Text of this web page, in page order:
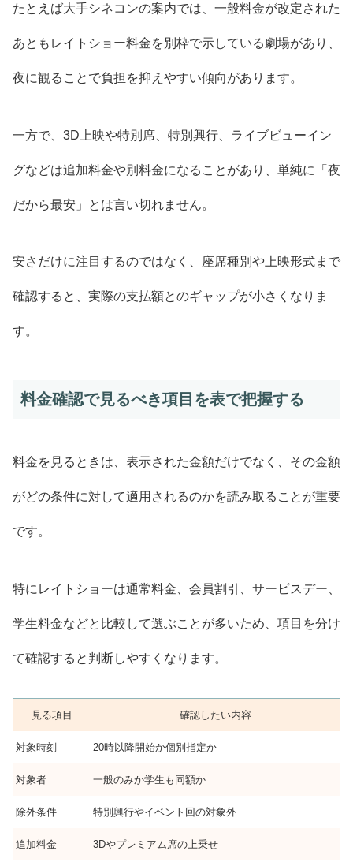
たとえば大手シネコンの案内では、一般料金が改定された
あともレイトショー料金を別枠で示している劇場があり、
夜に観ることで負担を抑えやすい傾向があります。
一方で、3D上映や特別席、特別興行、ライブビューイン
グなどは追加料金や別料金になることがあり、単純に「夜
だから最安」とは言い切れません。
安さだけに注目するのではなく、座席種別や上映形式まで
確認すると、実際の支払額とのギャップが小さくなりま
す。
料金確認で見るべき項目を表で把握する
料金を見るときは、表示された金額だけでなく、その金額
がどの条件に対して適用されるのかを読み取ることが重要
です。
特にレイトショーは通常料金、会員割引、サービスデー、
学生料金などと比較して選ぶことが多いため、項目を分け
て確認すると判断しやすくなります。
見る項目 確認したい内容
対象時刻 20時以降開始か個別指定か
対象者 一般のみか学生も同額か
除外条件 特別興行やイベント回の対象外
追加料金 3Dやプレミアム席の上乗せ